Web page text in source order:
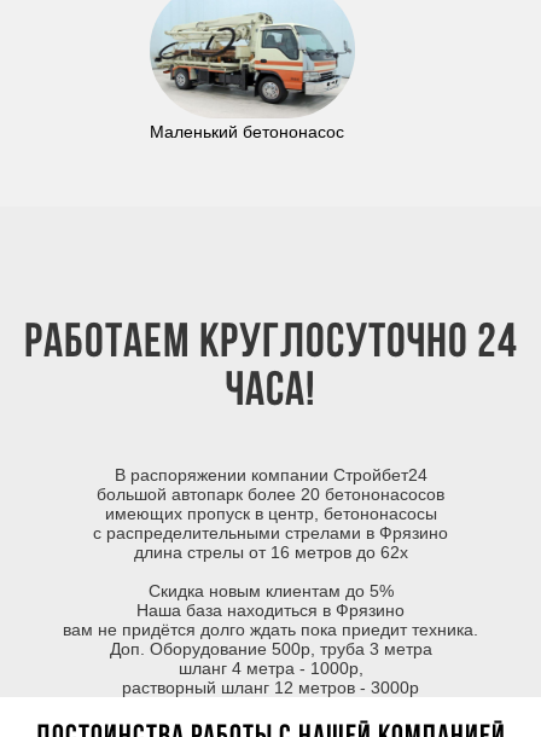
Маленький бетононасос
Работаем круглосуточно 24
часа!
В распоряжении компании Стройбет24
большой автопарк более 20 бетононасосов
имеющих пропуск в центр, бетононасосы
с распределительными стрелами в Фрязино
длина стрелы от 16 метров до 62х
Скидка новым клиентам до 5%
Наша база находиться в Фрязино
вам не придётся долго ждать пока приедит техника.
Доп. Оборудование 500р, труба 3 метра
шланг 4 метра - 1000р,
растворный шланг 12 метров - 3000р